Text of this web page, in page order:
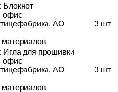
Блокнот
офис
АО
материалов
3 шт
Игла для прошивки
офис
АО
материалов
3 шт